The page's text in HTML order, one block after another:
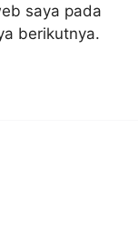
saya pada
berikutnya.